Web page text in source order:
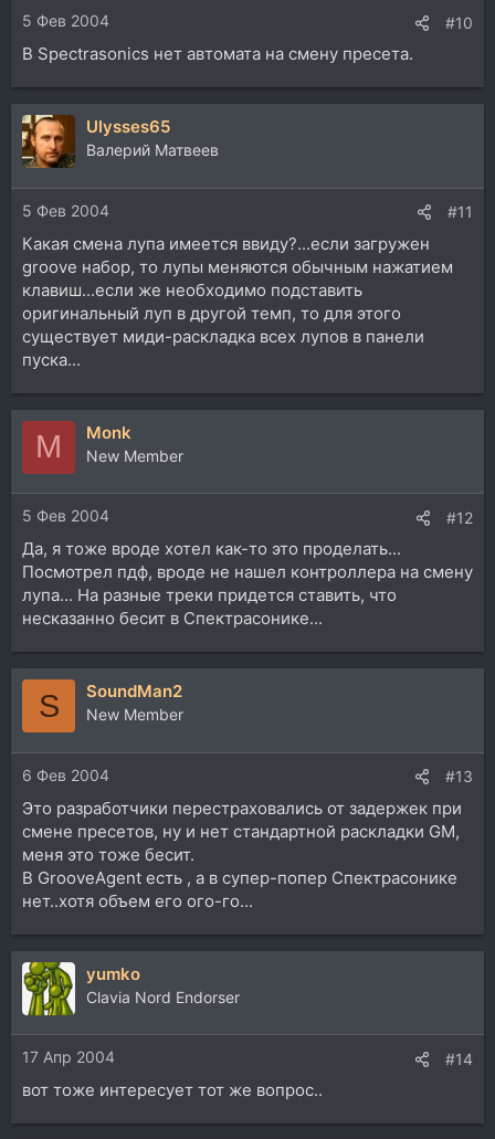
5 Фев 2004 #10
В Spectrasonics нет автомата на смену пресета.
Ulysses65
Валерий Матвеев
5 Фев 2004 #11
Какая смена лупа имеется ввиду?...если загружен
groove набор, то лупы меняются обычным нажатием
клавиш...если же необходимо подставить
оригинальный луп в другой темп, то для этого
существует миди-раскладка всех лупов в панели
пуска...
M Monk
New Member
5 Фев 2004 #12
Да, я тоже вроде хотел как-то это проделать...
Посмотрел пдф, вроде не нашел контроллера на смену
лупа... На разные треки придется ставить, что
несказанно бесит в Спектрасонике...
S SoundMan2
New Member
6 Фев 2004 #13
Это разработчики перестраховались от задержек при
смене пресетов, ну и нет стандартной раскладки GM,
меня это тоже бесит.
В GrooveAgent есть , а в супер-попер Спектрасонике
нет..хотя объем его ого-го...
yumko
Clavia Nord Endorser
17 Апр 2004 #14
вот тоже интересует тот же вопрос..